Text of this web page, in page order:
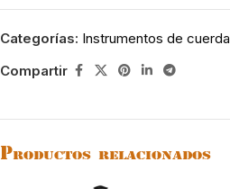
Categorías: Instrumentos de cuerda
Compartir
Productos relacionados